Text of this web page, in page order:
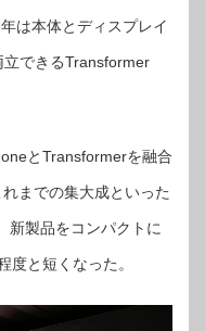
は本体とディスプレイ
できるTransformer
とTransformerを融合
までの集大成といった
新製品をコンパクトに
度と短くなった。